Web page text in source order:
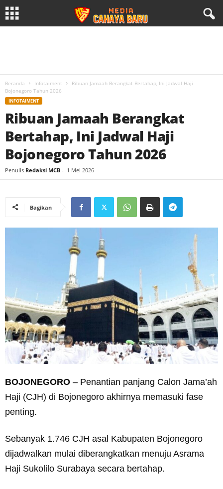
Beranda Infotaiment
Ribuan Jamaah Berangkat Bertahap, Ini Jadwal Haji
Bojonegoro Tahun 2026
INFOTAIMENT
Ribuan Jamaah Berangkat
Bertahap, Ini Jadwal Haji
Bojonegoro Tahun 2026
Penulis Redaksi MCB - 1 Mei 2026
Bagikan
BOJONEGORO – Penantian panjang Calon Jama’ah
Haji (CJH) di Bojonegoro akhirnya memasuki fase
penting.
Sebanyak 1.746 CJH asal Kabupaten Bojonegoro
dijadwalkan mulai diberangkatkan menuju Asrama
Haji Sukolilo Surabaya secara bertahap.